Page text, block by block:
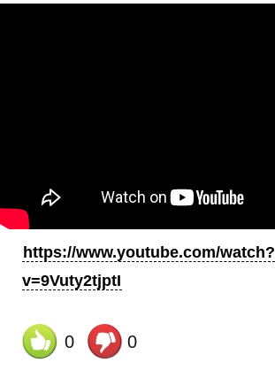
https://www.youtube.com/watch?
v=9Vuty2tjptI
0 0